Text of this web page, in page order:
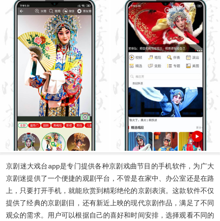
京剧迷大戏台app是专门提供各种京剧戏曲节目的手机软件，为广大
京剧迷提供了一个便捷的观剧平台，不管是在家中、办公室还是在路
上，只要打开手机，就能欣赏到精彩绝伦的京剧表演。这款软件不仅
提供了经典的京剧剧目，还有新近上映的现代京剧作品，满足了不同
观众的需求。用户可以根据自己的喜好和时间安排，选择观看不同的